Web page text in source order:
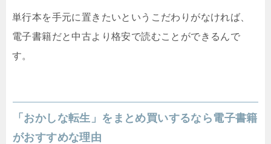
単行本を手元に置きたいというこだわりがなければ、
電子書籍だと中古より格安で読むことができるんで
す。
「おかしな転生」をまとめ買いするなら電子書籍
がおすすめな理由